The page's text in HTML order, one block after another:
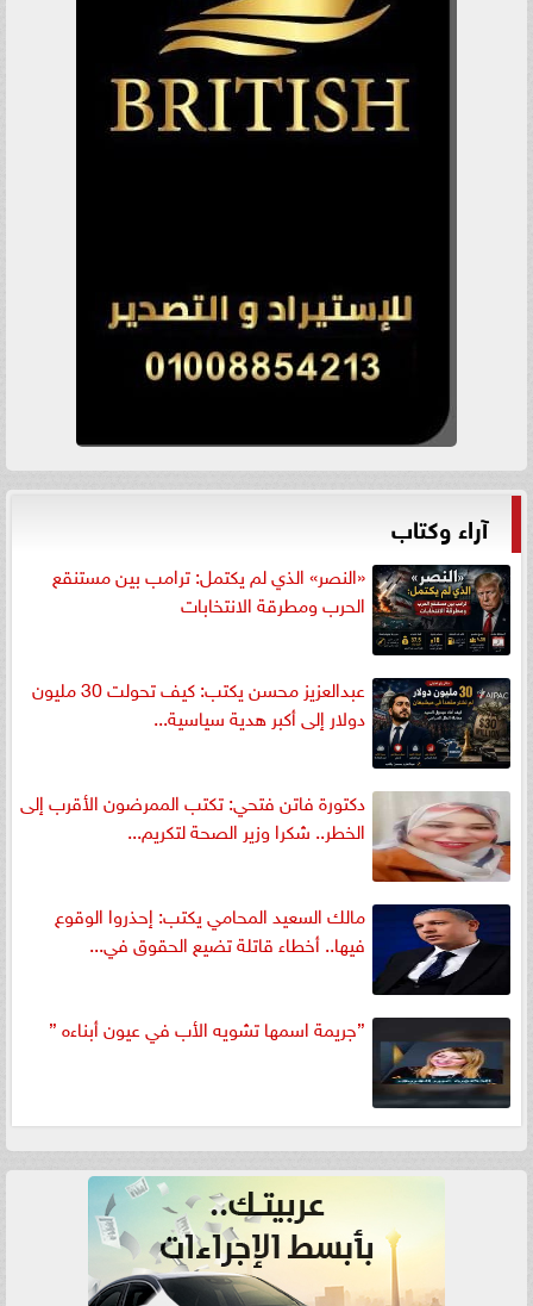
آراء وكتاب
«النصر» الذي لم يكتمل: ترامب بين مستنقع
الحرب ومطرقة الانتخابات
عبدالعزيز محسن يكتب: كيف تحولت 30 مليون
دولار إلى أكبر هدية سياسية...
دكتورة فاتن فتحي: تكتب الممرضون الأقرب إلى
الخطر.. شكرا وزير الصحة لتكريم...
مالك السعيد المحامي يكتب: إحذروا الوقوع
فيها.. أخطاء قاتلة تضيع الحقوق في...
”جريمة اسمها تشويه الأب في عيون أبناءه ”